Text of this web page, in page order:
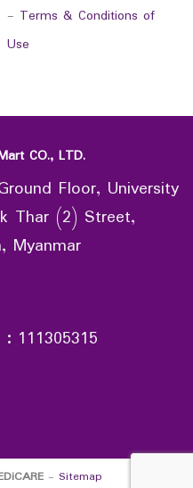
- Terms & Conditions of
Use
CO., LTD.
Floor, University
Thar (2) Street,
Myanmar
: 111305315
- Sitemap